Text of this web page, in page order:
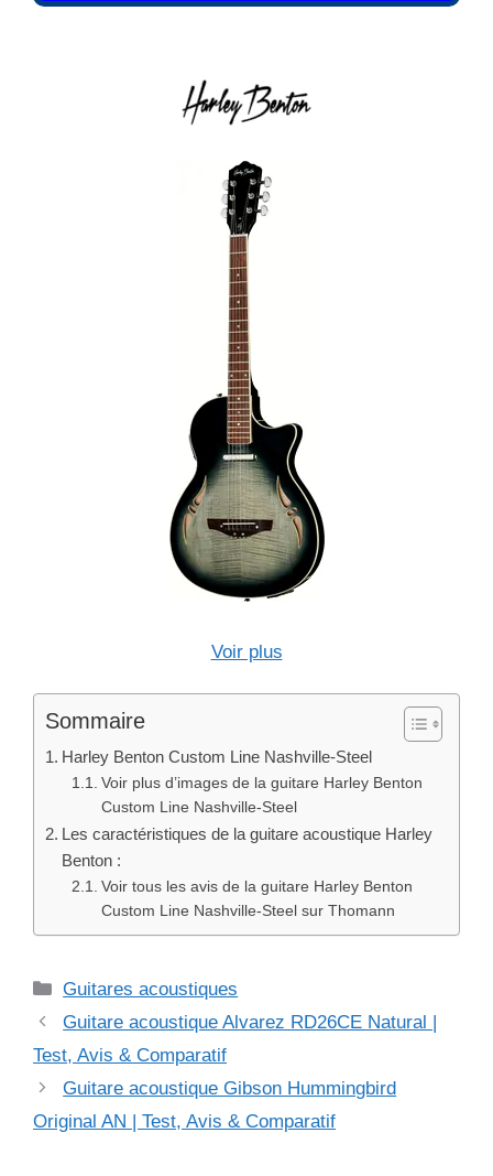
Voir plus
Sommaire
Harley Benton Custom Line Nashville-Steel
Voir plus d’images de la guitare Harley Benton
Custom Line Nashville-Steel
Les caractéristiques de la guitare acoustique Harley
Benton :
Voir tous les avis de la guitare Harley Benton
Custom Line Nashville-Steel sur Thomann
Catégories
Guitares acoustiques
Guitare acoustique Alvarez RD26CE Natural |
Test, Avis & Comparatif
Guitare acoustique Gibson Hummingbird
Original AN | Test, Avis & Comparatif